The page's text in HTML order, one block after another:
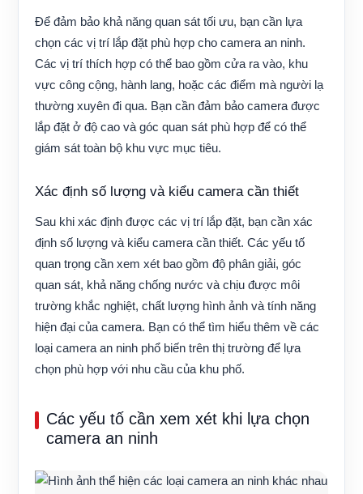
Để đảm bảo khả năng quan sát tối ưu, bạn cần lựa
chọn các vị trí lắp đặt phù hợp cho camera an ninh.
Các vị trí thích hợp có thể bao gồm cửa ra vào, khu
vực công cộng, hành lang, hoặc các điểm mà người lạ
thường xuyên đi qua. Bạn cần đảm bảo camera được
lắp đặt ở độ cao và góc quan sát phù hợp để có thể
giám sát toàn bộ khu vực mục tiêu.
Xác định số lượng và kiểu camera cần thiết
Sau khi xác định được các vị trí lắp đặt, bạn cần xác
định số lượng và kiểu camera cần thiết. Các yếu tố
quan trọng cần xem xét bao gồm độ phân giải, góc
quan sát, khả năng chống nước và chịu được môi
trường khắc nghiệt, chất lượng hình ảnh và tính năng
hiện đại của camera. Bạn có thể tìm hiểu thêm về các
loại camera an ninh phổ biến trên thị trường để lựa
chọn phù hợp với nhu cầu của khu phố.
Các yếu tố cần xem xét khi lựa chọn
camera an ninh